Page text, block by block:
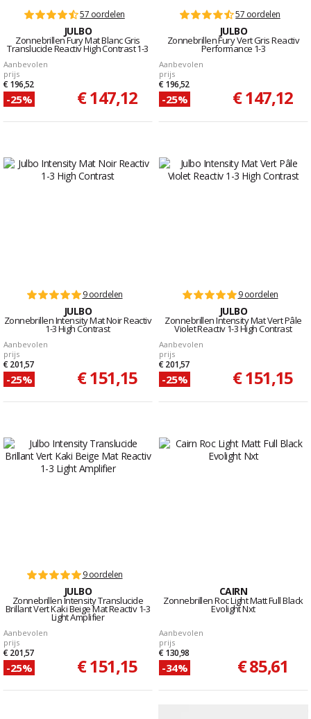
57 oordelen
JULBO
Zonnebrillen Fury Mat Blanc Gris
Translucide Reactiv High Contrast 1-3
Aanbevolen
prijs
€ 196,52
-25% € 147,12
57 oordelen
JULBO
Zonnebrillen Fury Vert Gris Reactiv
Performance 1-3
Aanbevolen
prijs
€ 196,52
-25% € 147,12
9 oordelen
JULBO
Zonnebrillen Intensity Mat Noir Reactiv
1-3 High Contrast
Aanbevolen
prijs
€ 201,57
-25% € 151,15
9 oordelen
JULBO
Zonnebrillen Intensity Mat Vert Pâle
Violet Reactiv 1-3 High Contrast
Aanbevolen
prijs
€ 201,57
-25% € 151,15
9 oordelen
JULBO
Zonnebrillen Intensity Translucide
Brillant Vert Kaki Beige Mat Reactiv 1-3
Light Amplifier
Aanbevolen
prijs
€ 201,57
-25% € 151,15
CAIRN
Zonnebrillen Roc Light Matt Full Black
Evolight Nxt
Aanbevolen
prijs
€ 130,98
-34% € 85,61